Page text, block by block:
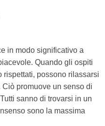
in modo significativo a
Quando gli ospiti
rispettati, possono rilassarsi
promuove un senso di
sanno di trovarsi in un
sono la massima